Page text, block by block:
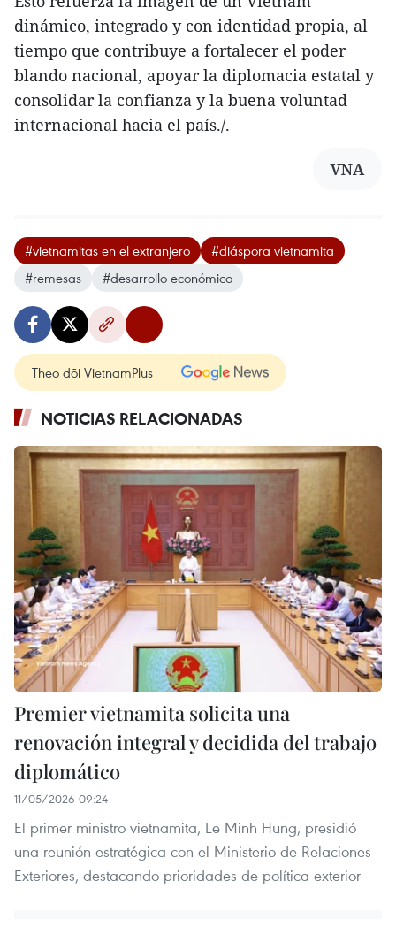
dinámico, integrado y con identidad propia, al
tiempo que contribuye a fortalecer el poder
blando nacional, apoyar la diplomacia estatal y
consolidar la confianza y la buena voluntad
internacional hacia el país./.
VNA
#vietnamitas en el extranjero
#diáspora vietnamita
#remesas
#desarrollo económico
Theo dõi VietnamPlus
NOTICIAS RELACIONADAS
Premier vietnamita solicita una
renovación integral y decidida del trabajo
diplomático
11/05/2026 09:24
El primer ministro vietnamita, Le Minh Hung, presidió
una reunión estratégica con el Ministerio de Relaciones
Exteriores, destacando prioridades de política exterior